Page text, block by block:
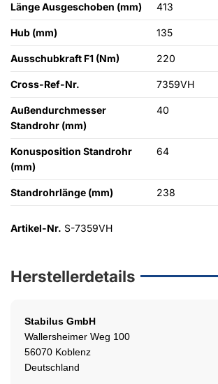
Länge Ausgeschoben (mm) 413
Hub (mm) 135
Ausschubkraft F1 (Nm) 220
Cross-Ref-Nr. 7359VH
Außendurchmesser
Standrohr (mm)
40
Konusposition Standrohr
(mm)
64
Standrohrlänge (mm) 238
Artikel-Nr. S-7359VH
Herstellerdetails
Stabilus GmbH
Wallersheimer Weg 100
56070 Koblenz
Deutschland